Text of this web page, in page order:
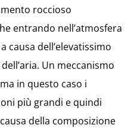
roccioso
entrando nell’atmosfera
causa dell’elevatissimo
Un meccanismo
in questo caso i
più grandi e quindi
della composizione